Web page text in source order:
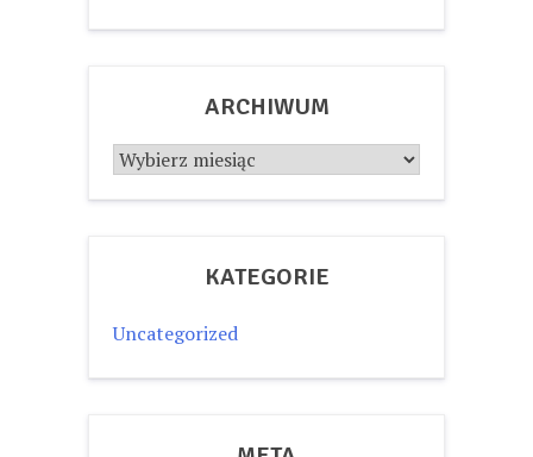
ARCHIWUM
Archiwum
KATEGORIE
Uncategorized